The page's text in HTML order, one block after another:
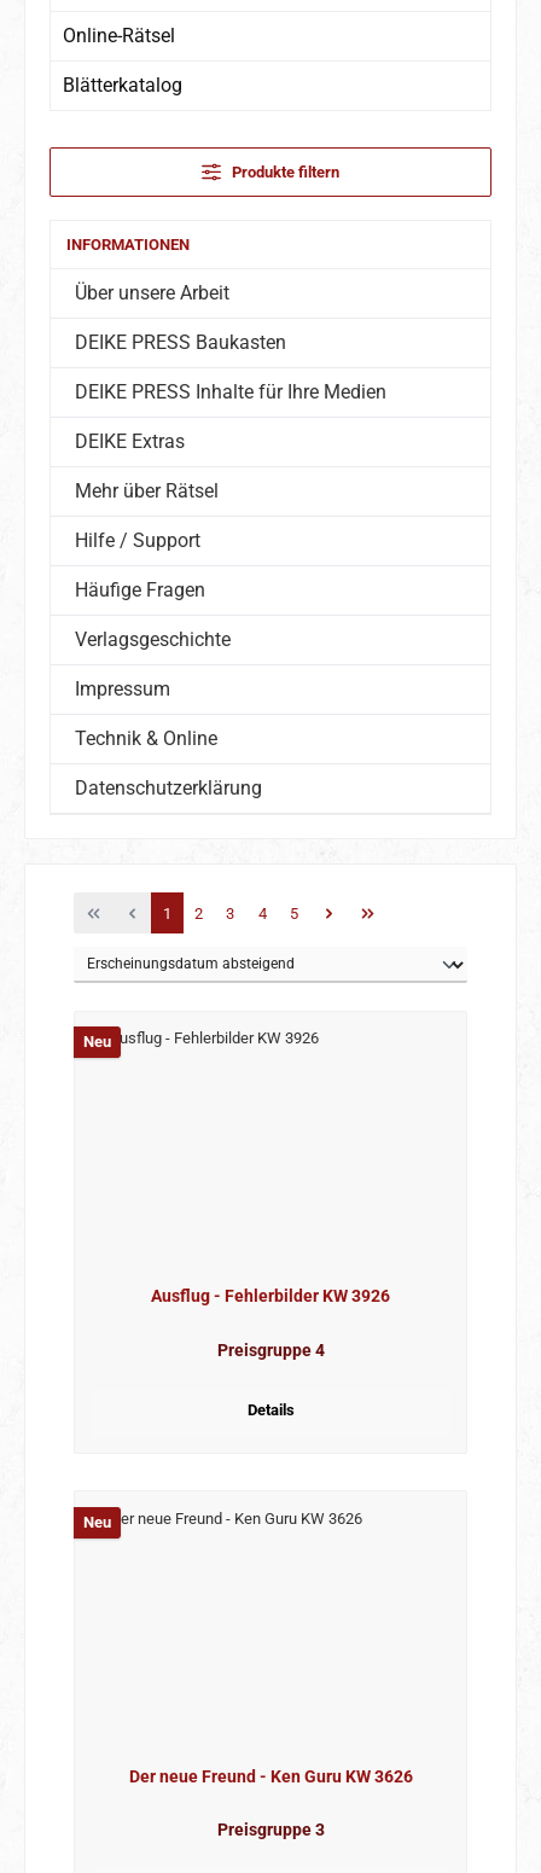
Online-Rätsel
Blätterkatalog
Produkte filtern
INFORMATIONEN
Über unsere Arbeit
DEIKE PRESS Baukasten
DEIKE PRESS Inhalte für Ihre Medien
DEIKE Extras
Mehr über Rätsel
Hilfe / Support
Häufige Fragen
Verlagsgeschichte
Impressum
Technik & Online
Datenschutzerklärung
Seite
1 Seite
2 Seite
3 Seite
4 Seite
5
Neu
Ausflug - Fehlerbilder KW 3926
Preisgruppe 4
Details
Neu
Der neue Freund - Ken Guru KW 3626
Preisgruppe 3